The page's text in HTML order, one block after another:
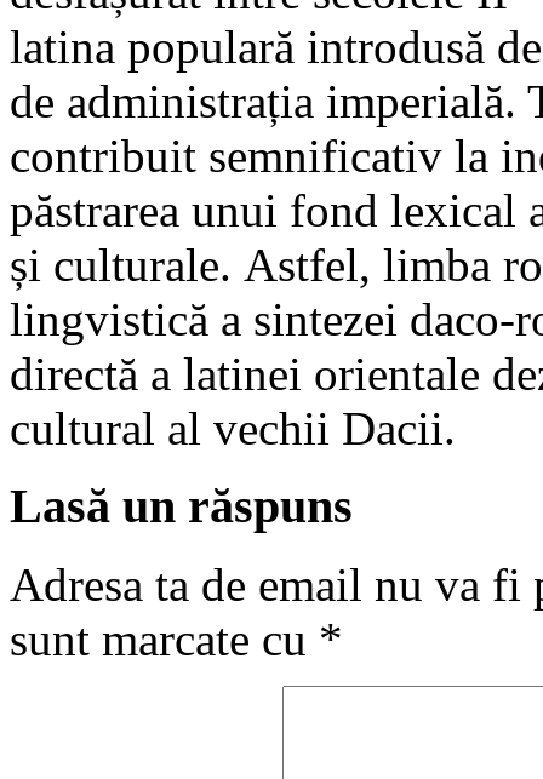
latina populară introdusă
de administrația imperială.
contribuit semnificativ la
păstrarea unui fond
și culturale. Astfel, limba
lingvistică a sintezei daco-
directă a latinei orientale
cultural al vechii Dacii.
Lasă un răspuns
Adresa ta de email nu va fi
sunt marcate cu *